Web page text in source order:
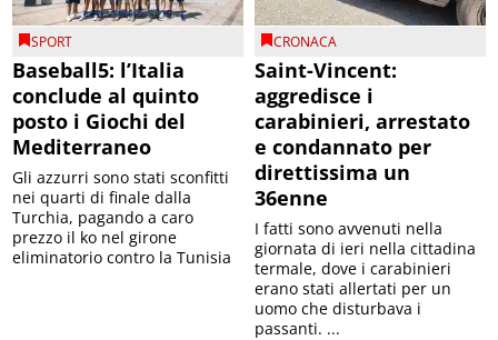
SPORT
Baseball5: l’Italia
conclude al quinto
posto i Giochi del
Mediterraneo
Gli azzurri sono stati sconfitti
nei quarti di finale dalla
Turchia, pagando a caro
prezzo il ko nel girone
eliminatorio contro la Tunisia
CRONACA
Saint-Vincent:
aggredisce i
carabinieri, arrestato
e condannato per
direttissima un
36enne
I fatti sono avvenuti nella
giornata di ieri nella cittadina
termale, dove i carabinieri
erano stati allertati per un
uomo che disturbava i
passanti. ...